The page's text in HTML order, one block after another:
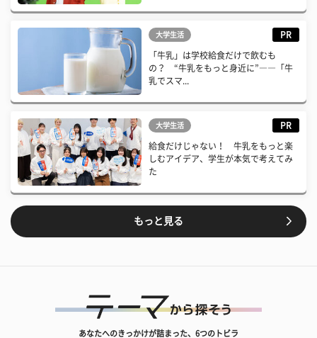
大学生活 PR
「牛乳」は学校給食だけで飲むも
の？ “牛乳をもっと身近に”――「牛
乳でスマ...
大学生活 PR
給食だけじゃない！ 牛乳をもっと楽
しむアイデア、学生が本気で考えてみ
た
もっと見る
あなたへのきっかけが詰まった、6つのトビラ